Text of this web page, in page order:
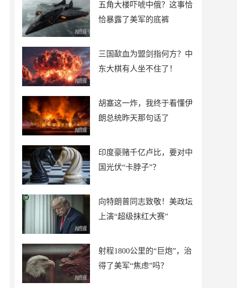
五角大楼吓唬中俄？这事恰
恰暴露了美军的底裤
三国歃血为盟剑指何方？中
东大棋有人坐不住了！
胡塞这一炸，我终于看懂伊
朗总统昨天那句话了
印度豪赌千亿卢比，要对中
国光伏“卡脖子”？
向特朗普同志致敬！美政坛
上演“超级抹红大赛”
射程1800公里的“巨炮”，治
得了美军“焦虑”吗？